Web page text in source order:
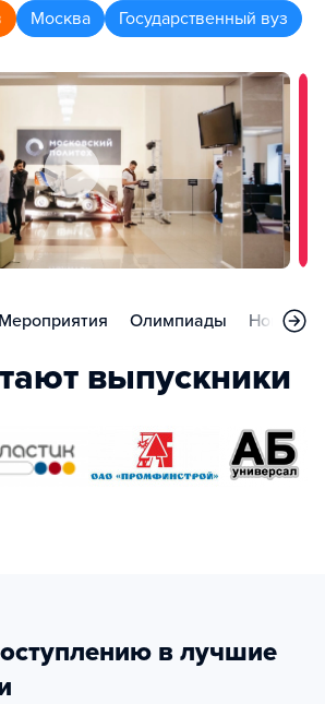
Москва Государственный вуз
Мероприятия Олимпиады Новости
выпускники
в лучшие